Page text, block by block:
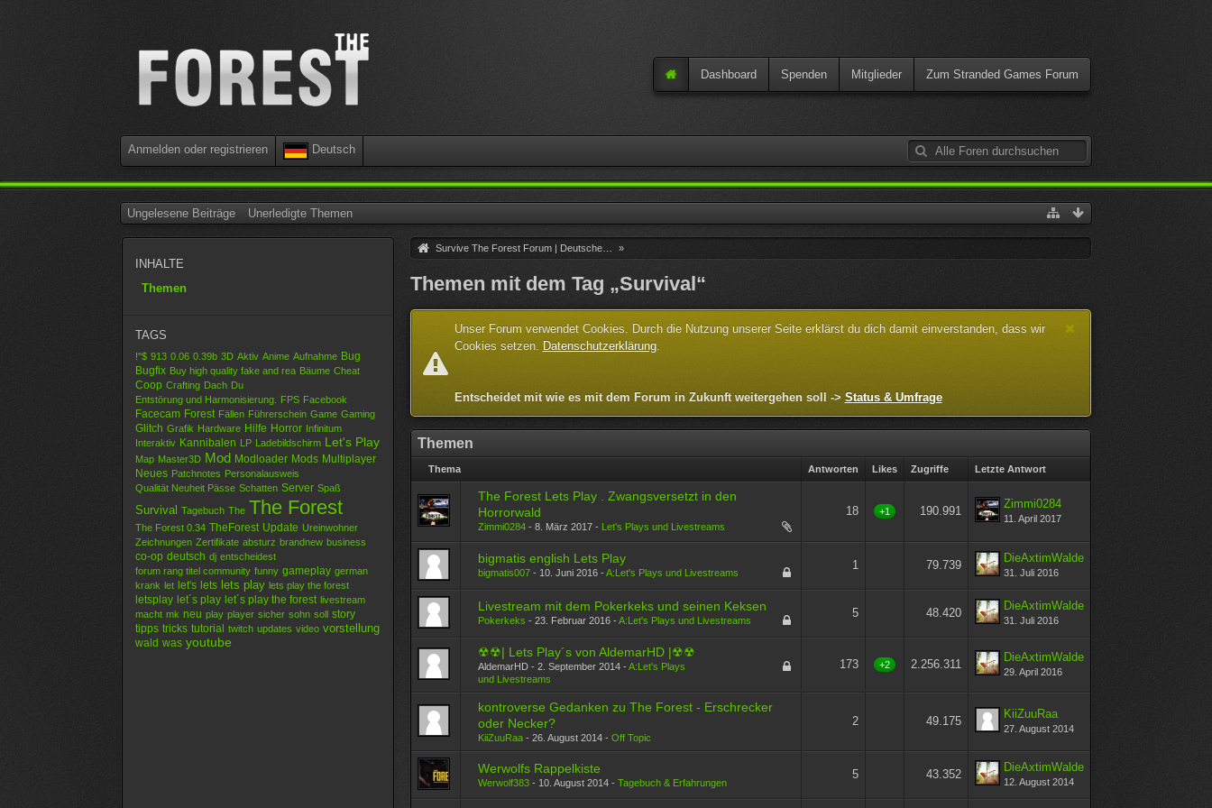
Anmelden oder registrieren Deutsch
Dashboard Spenden Mitglieder Zum Stranded Games Forum
Ungelesene Beiträge Unerledigte Themen
INHALTE
Themen
TAGS
!"$ 913 0.06 0.39b 3D Aktiv Anime Aufnahme Bug
Bugfix Buy high quality fake and rea Bäume Cheat
Coop Crafting Dach Du
Entstörung und Harmonisierung.
FPS Facebook
Facecam Forest Fällen Führerschein Game Gaming
Glitch Grafik Hardware Hilfe Horror Infinitum
Interaktiv Kannibalen LP Ladebildschirm Let's Play
Map Master3D Mod Modloader Mods Multiplayer
Neues Patchnotes Personalausweis
Qualität Neuheit Pässe Schatten Server Spaß
Survival Tagebuch The The Forest
The Forest 0.34 TheForest Update Ureinwohner
Zeichnungen Zertifikate absturz brandnew business
co-op deutsch dj entscheidest
forum rang titel community funny gameplay german
krank let let's lets lets play lets play the forest
letsplay let´s play let´s play the forest livestream
macht mk neu play player sicher sohn soll story
tipps tricks tutorial twitch updates video vorstellung
wald was youtube
Survive The Forest Forum | Deutsche Community »
Themen mit dem Tag „Survival“
Unser Forum verwendet Cookies. Durch die Nutzung unserer Seite erklärst du dich damit einverstanden, dass wir
Cookies setzen. Datenschutzerklärung.
Entscheidet mit wie es mit dem Forum in Zukunft weitergehen soll -> Status & Umfrage
Themen
Thema Antworten Likes Zugriffe Letzte Antwort
The Forest Lets Play . Zwangsversetzt in den
Horrorwald
Zimmi0284- 8. März 2017- Let's Plays und Livestreams
18 +1 190.991
Zimmi0284
11. April 2017
bigmatis english Lets Play
bigmatis007- 10. Juni 2016- A:Let's Plays und Livestreams
1 79.739
DieAxtimWalde
31. Juli 2016
Livestream mit dem Pokerkeks und seinen Keksen
Pokerkeks - 23. Februar 2016- A:Let's Plays und Livestreams
5 48.420
DieAxtimWalde
31. Juli 2016
☢☢| Lets Play´s von AldemarHD |☢☢
AldemarHD - 2. September 2014- A:Let's Plays
und Livestreams
173 +2 2.256.311
DieAxtimWalde
29. April 2016
kontroverse Gedanken zu The Forest - Erschrecker
oder Necker?
KiiZuuRaa- 26. August 2014- Off Topic
2 49.175
KiiZuuRaa
27. August 2014
Werwolfs Rappelkiste
Werwolf383- 10. August 2014- Tagebuch & Erfahrungen
5 43.352
DieAxtimWalde
12. August 2014